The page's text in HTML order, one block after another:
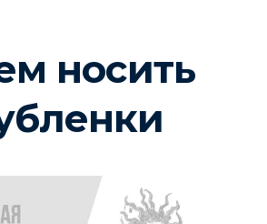
носить